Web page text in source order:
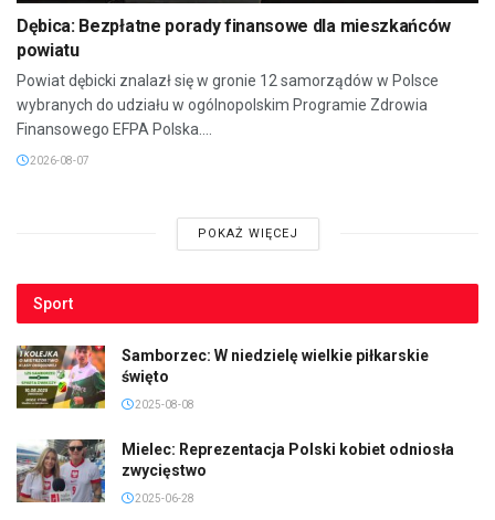
Dębica: Bezpłatne porady finansowe dla mieszkańców
powiatu
Powiat dębicki znalazł się w gronie 12 samorządów w Polsce
wybranych do udziału w ogólnopolskim Programie Zdrowia
Finansowego EFPA Polska....
2026-08-07
POKAŻ WIĘCEJ
Sport
Samborzec: W niedzielę wielkie piłkarskie
święto
2025-08-08
Mielec: Reprezentacja Polski kobiet odniosła
zwycięstwo
2025-06-28